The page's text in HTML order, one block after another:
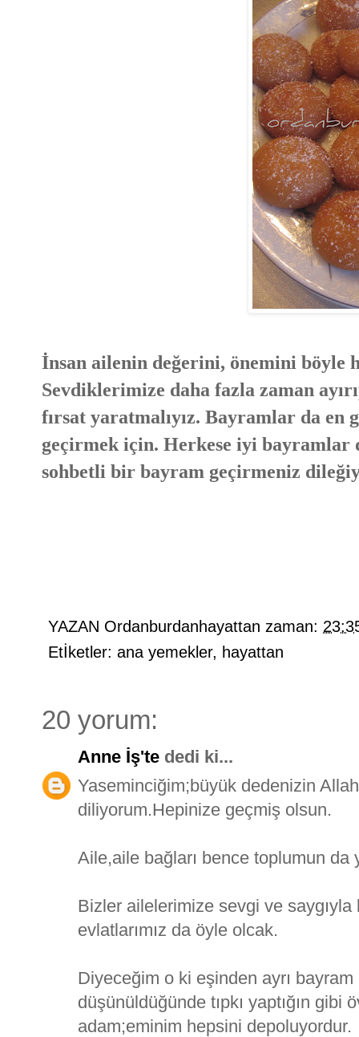
İnsan ailenin değerini, önemini böyle
Sevdiklerimize daha fazla zaman
fırsat yaratmalıyız. Bayramlar da
geçirmek için. Herkese iyi
sohbetli bir bayram geçirmeniz
YAZAN Ordanburdanhayattan zaman:
Etİketler: ana yemekler, hayattan
20 yorum:
Anne İş'te dedi ki...
Yaseminciğim;büyük dedenizin
diliyorum.Hepinize geçmiş olsun.
Aile,aile bağları bence toplumun da
Bizler ailelerimize sevgi ve saygıyla
evlatlarımız da öyle olcak.
Diyeceğim o ki eşinden ayrı
düşünüldüğünde tıpkı yaptığın gibi
adam;eminim hepsini depoluyordur.